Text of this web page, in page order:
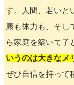
す。人間、若いと
康も体力も、そし
ら家庭を築いて子
いうのは大きなメ
ぜひ自信を持って